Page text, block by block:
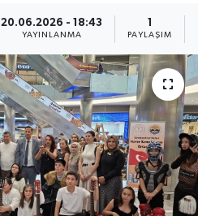
20.06.2026 - 18:43
YAYINLANMA PAYLAŞIM